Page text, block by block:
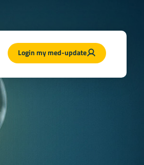
Login my med-update